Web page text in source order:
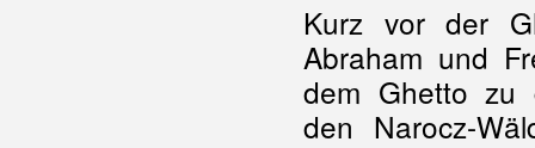
Kurz vor der
Abraham und
dem Ghetto
den Narocz-